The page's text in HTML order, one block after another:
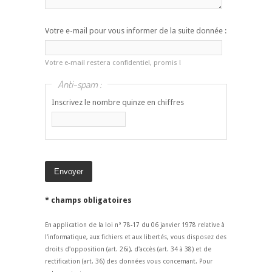
Votre e-mail pour vous informer de la suite donnée :
Votre e-mail restera confidentiel, promis !
Anti-spam :
Inscrivez le nombre quinze en chiffres
* champs obligatoires
En application de la loi n° 78-17 du 06 janvier 1978 relative à
l'informatique, aux fichiers et aux libertés, vous disposez des
droits d'opposition (art. 26i), d'accès (art. 34 à 38) et de
rectification (art. 36) des données vous concernant. Pour